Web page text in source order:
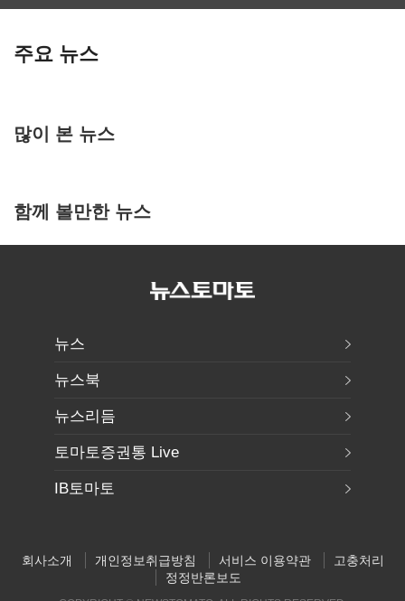
주요 뉴스
많이 본 뉴스
함께 볼만한 뉴스
뉴스
뉴스북
뉴스리듬
토마토증권통 Live
IB토마토
회사소개 개인정보취급방침 서비스 이용약관
고충처리
정정반론보도